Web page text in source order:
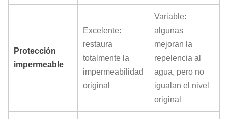
Protección
impermeable
Excelente:
restaura
totalmente la
impermeabilidad
original
Variable:
algunas
mejoran la
repelencia al
agua, pero no
igualan el nivel
original